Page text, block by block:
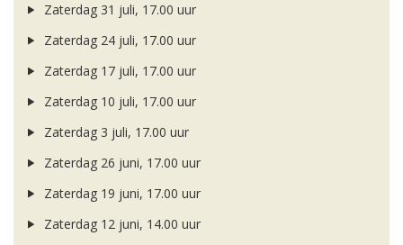
Zaterdag 31 juli, 17.00 uur
Zaterdag 24 juli, 17.00 uur
Zaterdag 17 juli, 17.00 uur
Zaterdag 10 juli, 17.00 uur
Zaterdag 3 juli, 17.00 uur
Zaterdag 26 juni, 17.00 uur
Zaterdag 19 juni, 17.00 uur
Zaterdag 12 juni, 14.00 uur